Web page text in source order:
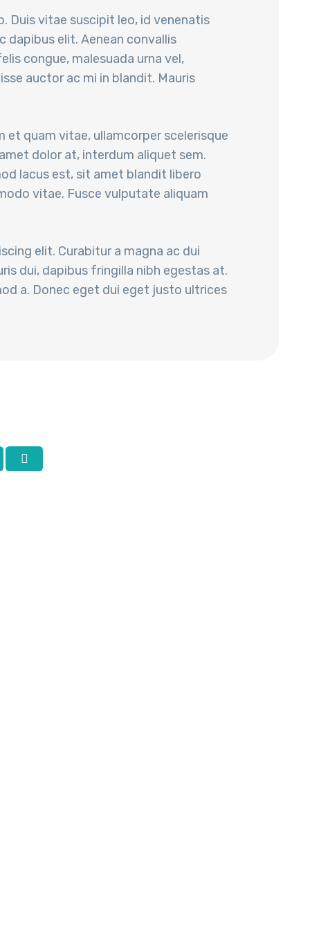
Duis vitae suscipit leo, id venenatis
dapibus elit. Aenean convallis
congue, malesuada urna vel,
auctor ac mi in blandit. Mauris
et quam vitae, ullamcorper scelerisque
dolor at, interdum aliquet sem.
lacus est, sit amet blandit libero
vitae. Fusce vulputate aliquam
elit. Curabitur a magna ac dui
dui, dapibus fringilla nibh egestas at.
a. Donec eget dui eget justo ultrices